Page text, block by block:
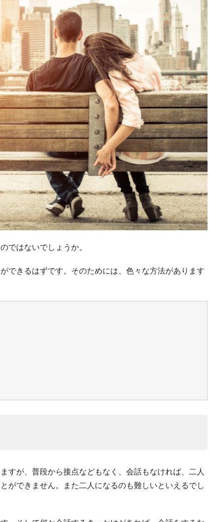
ではないでしょうか。
できるはずです。そのためには、色々な方法があります
すが、普段から接点などもなく、会話もなければ、二人
ができません。また二人になるのも難しいといえるでし